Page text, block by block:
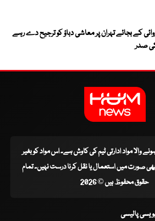
کے بجائے تہران پر معاشی دباؤ کو ترجیح دے رہے
صدر
والا مواد ادارتی ٹیم کی کاوش ہے۔ اس مواد کو بغیر
صورت میں استعمال یا نقل کرنا درست نہیں۔ تمام
حقوق محفوظ ہیں © 2026
پالیسی